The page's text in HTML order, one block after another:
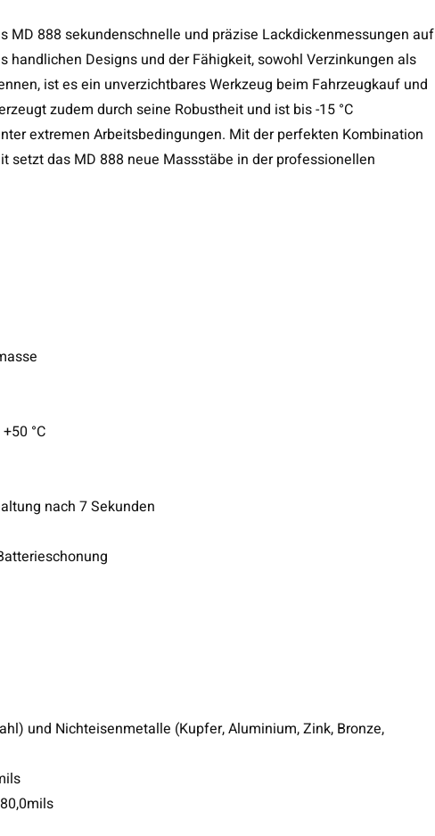
888 sekundenschnelle und präzise Lackdickenmessungen auf
Designs und der Fähigkeit, sowohl Verzinkungen als
ist es ein unverzichtbares Werkzeug beim Fahrzeugkauf und
zudem durch seine Robustheit und ist bis -15 °C
extremen Arbeitsbedingungen. Mit der perfekten Kombination
setzt das MD 888 neue Massstäbe in der professionellen
°C
nach 7 Sekunden
und Nichteisenmetalle (Kupfer, Aluminium, Zink, Bronze,